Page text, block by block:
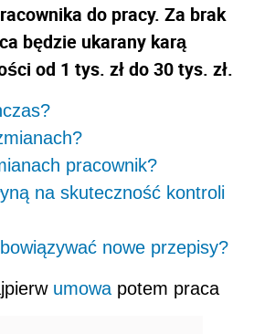
do pracy. Za brak
będzie ukarany karą
od 1 tys. zł do 30 tys. zł.
pracownik?
na skuteczność kontroli
nowe przepisy?
umowa potem praca